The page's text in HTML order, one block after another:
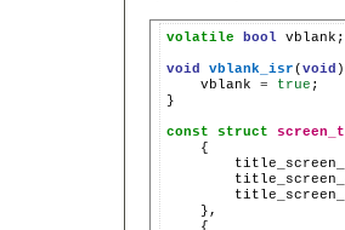
volatile bool vblank;
void vblank_isr(void )
vblank
= true ;
}
const struct screen_t